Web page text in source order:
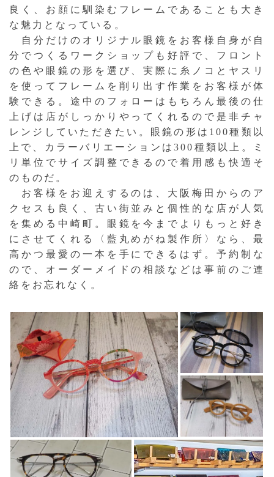
良く、お顔に馴染むフレームであることも大き
な魅力となっている。
自分だけのオリジナル眼鏡をお客様自身が自
分でつくるワークショップも好評で、フロント
の色や眼鏡の形を選び、実際に糸ノコとヤスリ
を使ってフレームを削り出す作業をお客様が体
験できる。途中のフォローはもちろん最後の仕
上げは店がしっかりやってくれるので是非チャ
レンジしていただきたい。眼鏡の形は100種類以
上で、カラーバリエーションは300種類以上。ミ
リ単位でサイズ調整できるので着用感も快適そ
のものだ。
お客様をお迎えするのは、大阪梅田からのア
クセスも良く、古い街並みと個性的な店が人気
を集める中崎町。眼鏡を今までよりもっと好き
にさせてくれる〈藍丸めがね製作所〉なら、最
高かつ最愛の一本を手にできるはず。予約制な
ので、オーダーメイドの相談などは事前のご連
絡をお忘れなく。